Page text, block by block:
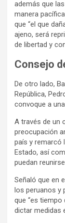
además que
manera
que “el que
ajeno, será
de libertad y
Consejo
De otro lado,
República,
convoque a
A través de un
preocupación
país y remarcó
Estado, así
puedan
Señaló que en
los peruanos y
que “es
dictar medidas